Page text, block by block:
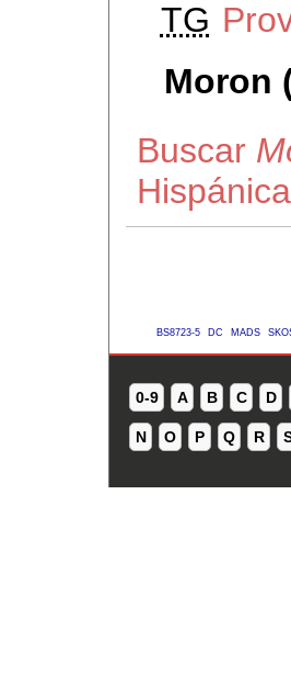
TG
Moron
Buscar
BS8723-5 DC MADS
0-9 A B C D
N O P Q R